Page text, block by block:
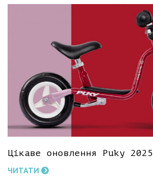
Цікаве оновлення Puky 2025
ЧИТАТИ